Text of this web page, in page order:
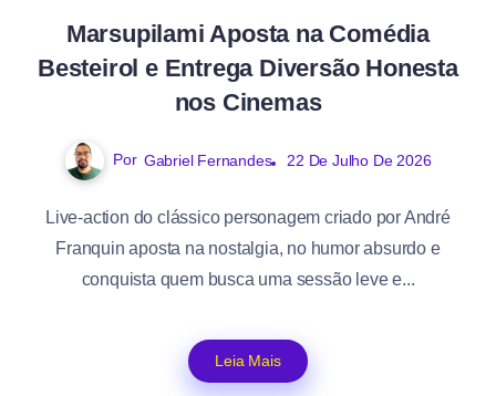
Marsupilami Aposta na Comédia
Besteirol e Entrega Diversão Honesta
nos Cinemas
Por Gabriel Fernandes 22 De Julho De 2026
Live-action do clássico personagem criado por André
Franquin aposta na nostalgia, no humor absurdo e
conquista quem busca uma sessão leve e...
Leia Mais